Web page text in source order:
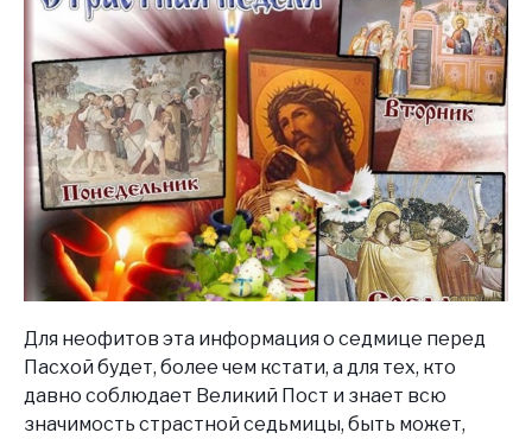
Для неофитов эта информация о седмице перед
Пасхой будет, более чем кстати, а для тех, кто
давно соблюдает Великий Пост и знает всю
значимость страстной седьмицы, быть может,